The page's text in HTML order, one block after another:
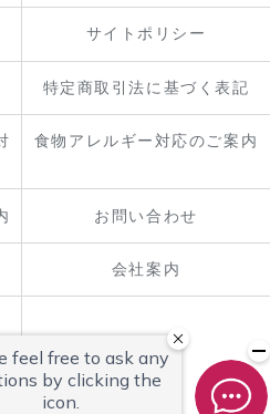
サイトポリシー
特定商取引法に基づく表記
食物アレルギー対応のご案内
お問い合わせ
会社案内
INTERNATIONAL, INC.